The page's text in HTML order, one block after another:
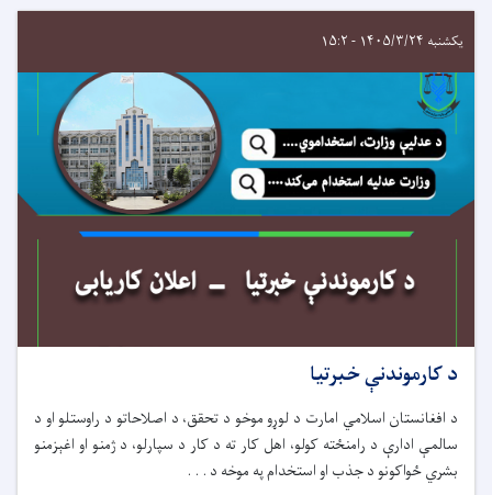
یکشنبه ۱۴۰۵/۳/۲۴ - ۱۵:۲
د کارموندنې خبرتیا
د افغانستان اسلامي امارت د لوړو موخو د تحقق، د اصلاحاتو د راوستلو او د
سالمې ادارې د رامنځته کولو، اهل کار ته د کار د سپارلو، د ژمنو او اغېزمنو
بشري ځواکونو د جذب او استخدام په موخه د . . .